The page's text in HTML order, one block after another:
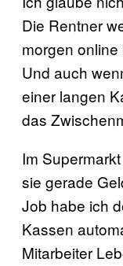
Die Rentner
morgen
Und auch
einer langen
das
Im
sie gerade
Job habe ich
Kassen
Mitarbeiter